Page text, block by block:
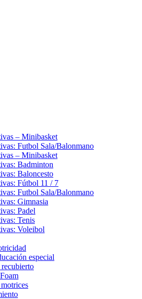
– Minibasket
Futbol Sala/Balonmano
– Minibasket
Badminton
Baloncesto
Fútbol 11 / 7
Futbol Sala/Balonmano
Gimnasia
Padel
Tenis
Voleibol
especial